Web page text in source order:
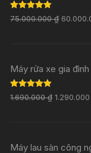
Rated5.00
out of 5
75.000.000₫
Máy rửa xe gia
Rated 5.00
out of 5
1.690.000₫
Máy lau sàn công